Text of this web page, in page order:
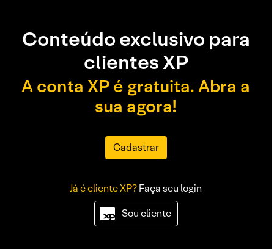
Conteúdo exclusivo para
clientes XP
A conta XP é gratuita. Abra a
sua agora!
Cadastrar
Já é cliente XP?Faça seu login
Sou cliente